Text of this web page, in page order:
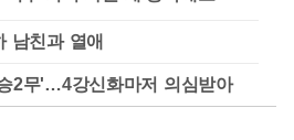
남친과 열애
2무'…4강신화마저 의심받아